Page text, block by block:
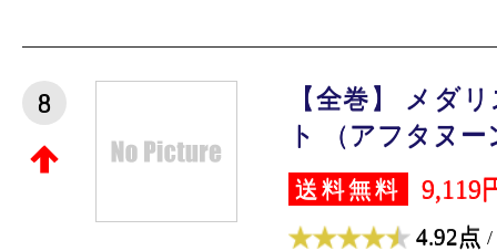
8
【全巻】 メダ
ト （アフタヌー
送料無料 9,119
4.92点 /